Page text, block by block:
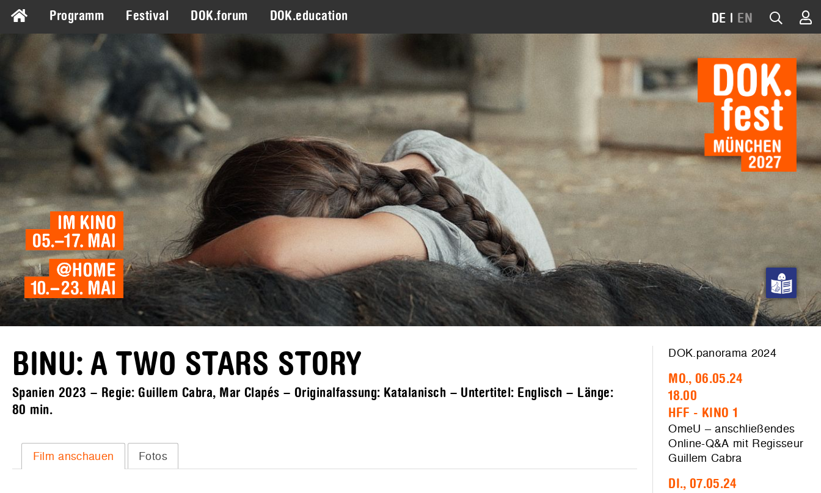
Programm Festival DOK.forum DOK.education DE | EN
BINU: A TWO STARS STORY
Spanien 2023 – Regie: Guillem Cabra, Mar Clapés – Originalfassung: Katalanisch – Untertitel: Englisch – Länge:
80 min.
Film anschauen Fotos
DOK.panorama 2024
MO., 06.05.24
18.00
HFF - KINO 1
OmeU – anschließendes
Online-Q&A mit Regisseur
Guillem Cabra
DI., 07.05.24